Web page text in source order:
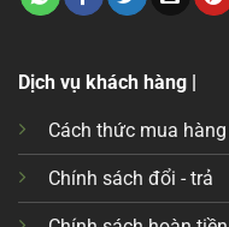
Dịch vụ khách hàng |
Cách thức mua hàng
Chính sách đổi - trả